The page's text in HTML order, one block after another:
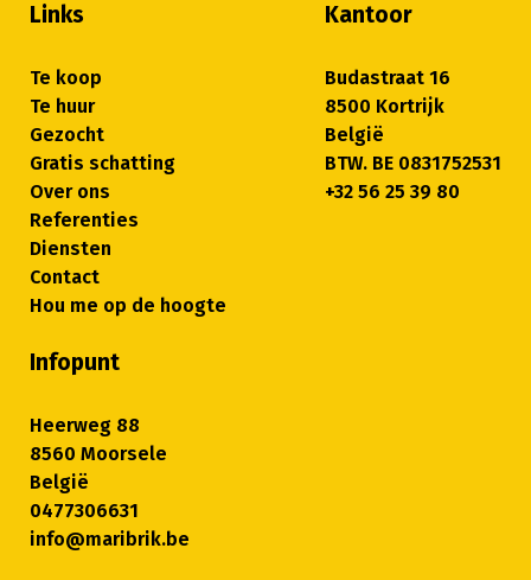
Links
Te koop
Te huur
Gezocht
Gratis schatting
Over ons
Referenties
Diensten
Contact
Hou me op de hoogte
Kantoor
Budastraat 16
8500 Kortrijk
België
BTW. BE 0831752531
+32 56 25 39 80
Infopunt
Heerweg 88
8560 Moorsele
België
0477306631
info@maribrik.be